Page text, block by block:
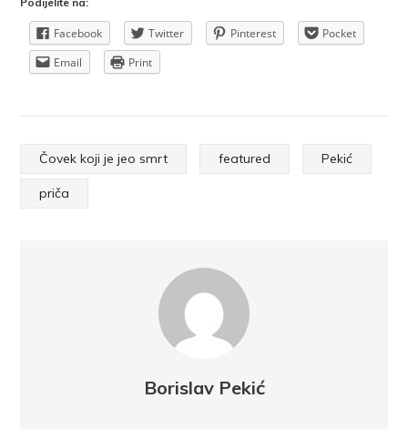
Facebook Twitter Pinterest
Pocket
Email
Print
Čovek koji je jeo smrt featured Pekić
priča
Borislav Pekić